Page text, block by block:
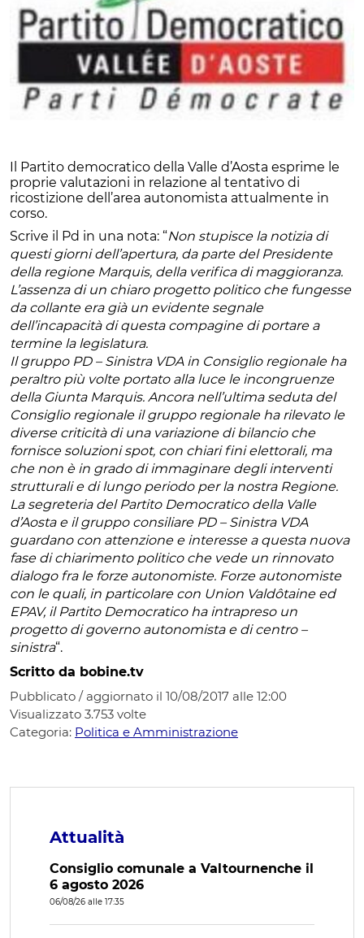
Il Partito democratico della Valle d’Aosta esprime le
proprie valutazioni in relazione al tentativo di
ricostizione dell’area autonomista attualmente in
corso.
Scrive il Pd in una nota: “Non stupisce la notizia di
questi giorni dell’apertura, da parte del Presidente
della regione Marquis, della verifica di maggioranza.
L’assenza di un chiaro progetto politico che fungesse
da collante era già un evidente segnale
dell’incapacità di questa compagine di portare a
termine la legislatura.
Il gruppo PD – Sinistra VDA in Consiglio regionale ha
peraltro più volte portato alla luce le incongruenze
della Giunta Marquis. Ancora nell’ultima seduta del
Consiglio regionale il gruppo regionale ha rilevato le
diverse criticità di una variazione di bilancio che
fornisce soluzioni spot, con chiari fini elettorali, ma
che non è in grado di immaginare degli interventi
strutturali e di lungo periodo per la nostra Regione.
La segreteria del Partito Democratico della Valle
d’Aosta e il gruppo consiliare PD – Sinistra VDA
guardano con attenzione e interesse a questa nuova
fase di chiarimento politico che vede un rinnovato
dialogo fra le forze autonomiste. Forze autonomiste
con le quali, in particolare con Union Valdôtaine ed
EPAV, il Partito Democratico ha intrapreso un
progetto di governo autonomista e di centro –
sinistra“.
Scritto da bobine.tv
Pubblicato / aggiornato il 10/08/2017 alle 12:00
Visualizzato 3.753 volte
Categoria: Politica e Amministrazione
Attualità
Consiglio comunale a Valtournenche il
6 agosto 2026
06/08/26 alle 17:35